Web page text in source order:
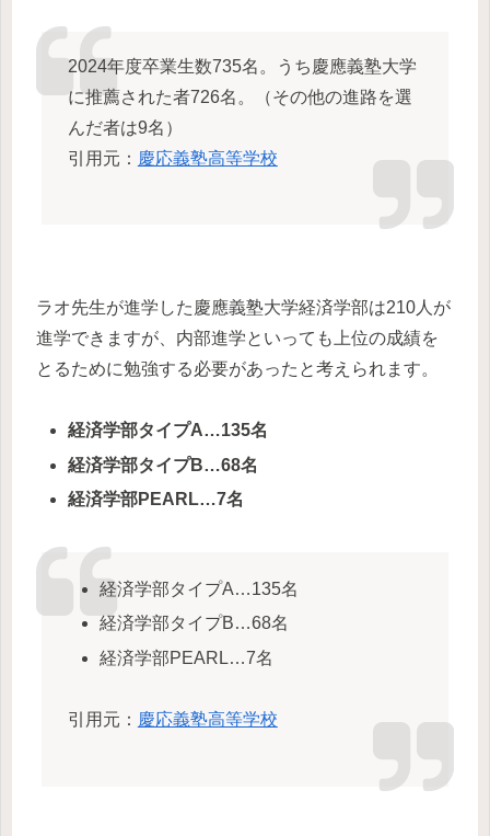
2024年度卒業生数735名。うち慶應義塾大学
に推薦された者726名。（その他の進路を選
んだ者は9名）
引用元： 慶応義塾高等学校
ラオ先生が進学した慶應義塾大学経済学部は210人が
進学できますが、内部進学といっても上位の成績を
とるために勉強する必要があったと考えられます。
経済学部タイプA…135名
経済学部タイプB…68名
経済学部PEARL…7名
経済学部タイプA…135名
経済学部タイプB…68名
経済学部PEARL…7名
引用元： 慶応義塾高等学校